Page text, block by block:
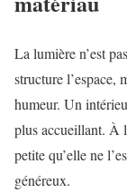
La lumière n’est
structure l’espace,
humeur. Un
plus accueillant. À
petite qu’elle ne
généreux.